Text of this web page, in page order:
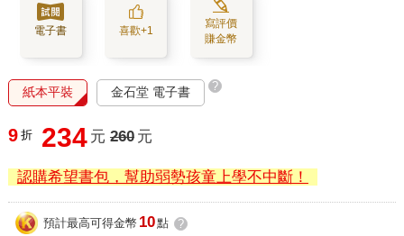
電子書 喜歡+1
寫評價
賺金幣
紙本平裝 金石堂 電子書 ?
9 折 234 元 260 元
認購希望書包，幫助弱勢孩童上學不中斷！
預計最高可得金幣 10點 ?